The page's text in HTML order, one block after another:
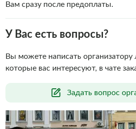
Вам сразу после предоплаты.
У Вас есть вопросы?
Задать вопрос
Вы можете написать
которые вас интересуют, в чате